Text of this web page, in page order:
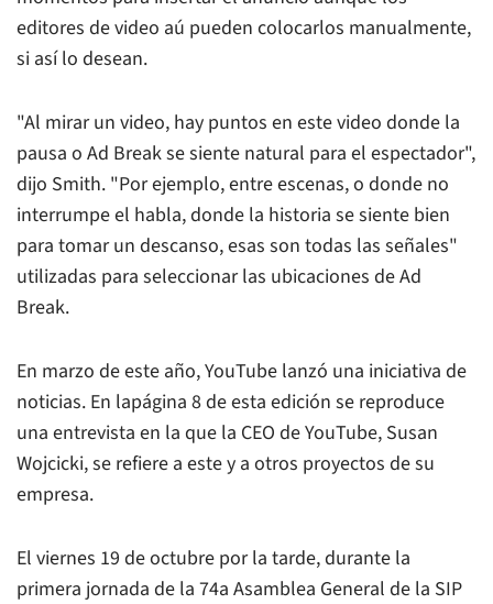
editores de video aú pueden colocarlos manualmente,
si así lo desean.
"Al mirar un video, hay puntos en este video donde la
pausa o Ad Break se siente natural para el espectador",
dijo Smith. "Por ejemplo, entre escenas, o donde no
interrumpe el habla, donde la historia se siente bien
para tomar un descanso, esas son todas las señales"
utilizadas para seleccionar las ubicaciones de Ad
Break.
En marzo de este año, YouTube lanzó una iniciativa de
noticias. En lapágina 8 de esta edición se reproduce
una entrevista en la que la CEO de YouTube, Susan
Wojcicki, se refiere a este y a otros proyectos de su
empresa.
El viernes 19 de octubre por la tarde, durante la
primera jornada de la 74a Asamblea General de la SIP